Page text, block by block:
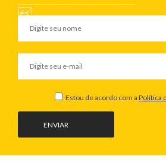
ENVIAR
Estou de acordo com a Política